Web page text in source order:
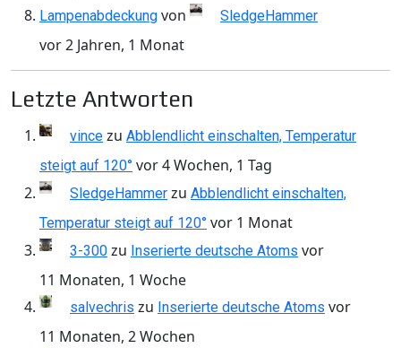
Lampenabdeckung von SledgeHammer
vor 2 Jahren, 1 Monat
Letzte Antworten
vince zu Abblendlicht einschalten, Temperatur
steigt auf 120° vor 4 Wochen, 1 Tag
SledgeHammer zu Abblendlicht einschalten,
Temperatur steigt auf 120° vor 1 Monat
3-300 zu Inserierte deutsche Atoms vor
11 Monaten, 1 Woche
salvechris zu Inserierte deutsche Atoms vor
11 Monaten, 2 Wochen